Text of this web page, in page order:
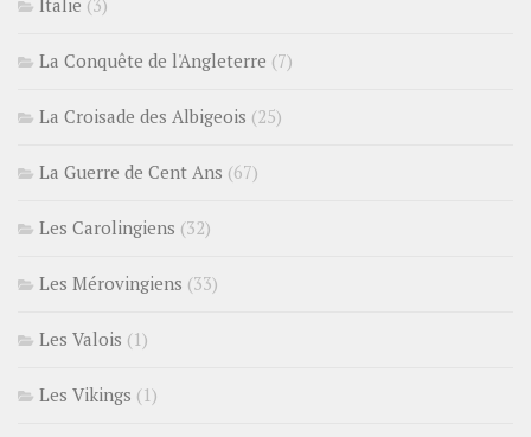
Italie (3)
La Conquête de l'Angleterre (7)
La Croisade des Albigeois (25)
La Guerre de Cent Ans (67)
Les Carolingiens (32)
Les Mérovingiens (33)
Les Valois (1)
Les Vikings (1)